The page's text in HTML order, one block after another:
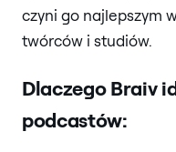
czyni go najlepszym
twórców i studiów.
Dlaczego Braiv
podcastów: